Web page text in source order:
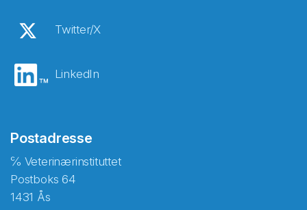
Twitter/X
LinkedIn
Postadresse
℅ Veterinærinstituttet
Postboks 64
1431 Ås